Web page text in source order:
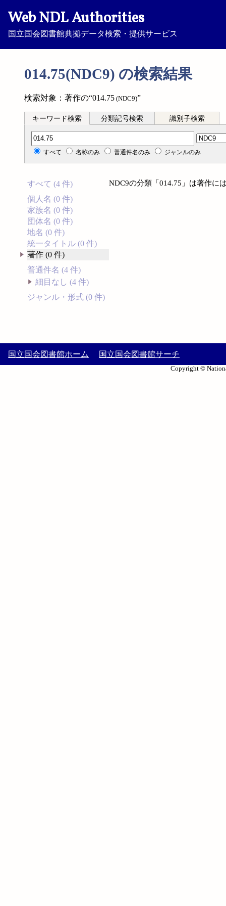
Web NDL Authorities
国立国会図書館典拠データ検索・提供サービス
014.75(NDC9) の検索結果
検索対象：著作の“014.75 (NDC9)”
キーワード検索 分類記号検索 識別子検索
分類記号検索
すべて 名称のみ 普通件名のみ ジャンルのみ
すべて (4 件)
個人名 (0 件)
家族名 (0 件)
団体名 (0 件)
地名 (0 件)
統一タイトル (0 件)
著作 (0 件)
普通件名 (4 件)
細目なし (4 件)
ジャンル・形式 (0 件)
NDC9の分類「014.75」は著作に
国立国会図書館ホーム 国立国会図書館サーチ
Copyright ©